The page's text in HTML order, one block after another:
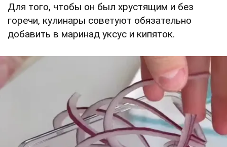
Для того, чтобы он был хрустящим и без
горечи, кулинары советуют обязательно
добавить в маринад уксус и кипяток.